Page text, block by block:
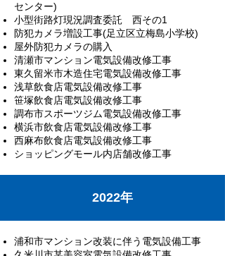
センター)
小型街路灯現況調査委託 西その1
防犯カメラ増設工事(足立区立梅島小学校)
屋外防犯カメラの購入
清瀬市マンション電気設備改修工事
東久留米市木造住宅電気設備改修工事
浅草飲食店電気設備改修工事
笹塚飲食店電気設備改修工事
調布市スポーツジム電気設備改修工事
横浜市飲食店電気設備改修工事
西麻布飲食店電気設備改修工事
ショッピングモール内店舗改修工事
2022年
浦和市マンション改装に伴う電気設備工事